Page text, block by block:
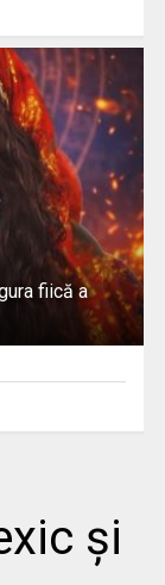
fiică a
și